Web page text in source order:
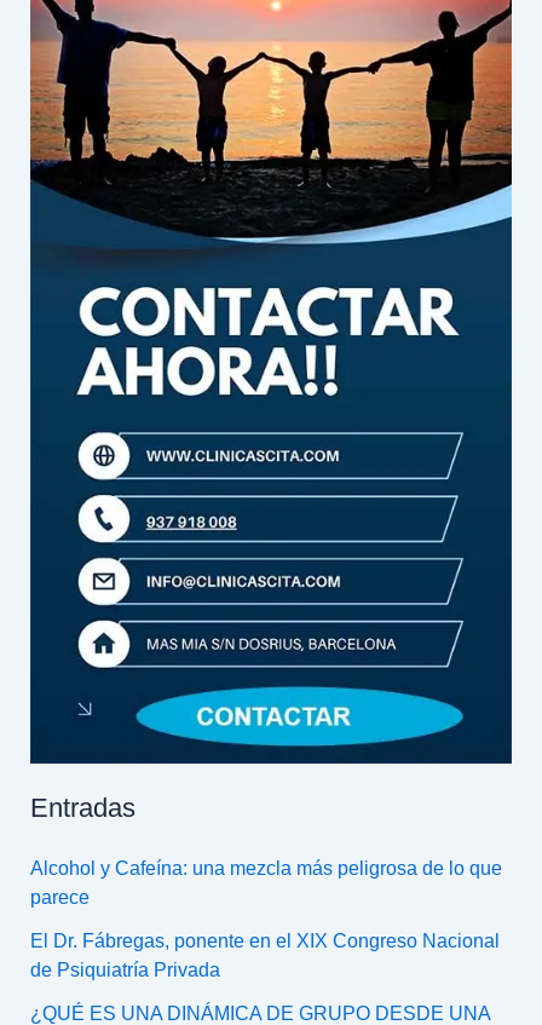
Entradas
Alcohol y Cafeína: una mezcla más peligrosa de lo que
parece
El Dr. Fábregas, ponente en el XIX Congreso Nacional
de Psiquiatría Privada
¿QUÉ ES UNA DINÁMICA DE GRUPO DESDE UNA